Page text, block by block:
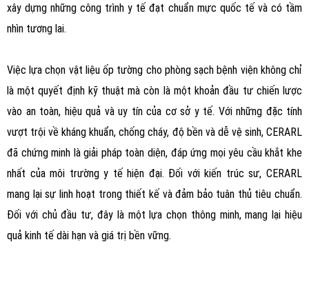
xây dựng những công trình y tế đạt chuẩn mực quốc tế và có tầm
nhìn tương lai.
Việc lựa chọn vật liệu ốp tường cho phòng sạch bệnh viện không chỉ
là một quyết định kỹ thuật mà còn là một khoản đầu tư chiến lược
vào an toàn, hiệu quả và uy tín của cơ sở y tế. Với những đặc tính
vượt trội về kháng khuẩn, chống cháy, độ bền và dễ vệ sinh, CERARL
đã chứng minh là giải pháp toàn diện, đáp ứng mọi yêu cầu khắt khe
nhất của môi trường y tế hiện đại. Đối với kiến trúc sư, CERARL
mang lại sự linh hoạt trong thiết kế và đảm bảo tuân thủ tiêu chuẩn.
Đối với chủ đầu tư, đây là một lựa chọn thông minh, mang lại hiệu
quả kinh tế dài hạn và giá trị bền vững.